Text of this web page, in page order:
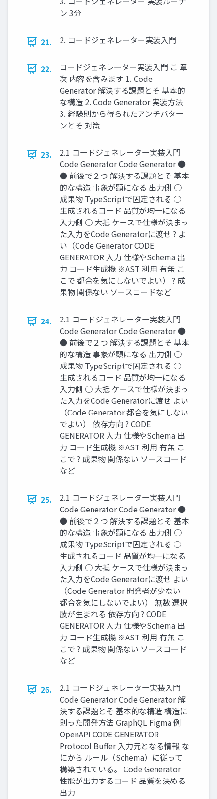
ン 3分
21. 2. コードジェネレーター実装入門
22.
コードジェネレーター実装入門 こ 章
次 内容を含みます 1. Code
Generator 解決する課題とそ 基本的
な構造 2. Code Generator 実装方法
3. 経験則から得られたアンチパター
ンとそ 対策
23.
2.1 コードジェネレーター実装入門
Code Generator Code Generator ●
● 前後で２つ 解決する課題とそ 基本
的な構造 事象が顕になる 出力側 ○
成果物 TypeScriptで固定される ○
生成されるコード 品質が均一になる
入力側 ○ 大抵 ケースで仕様が決まっ
た入力をCode Generatorに渡せ ? よ
い（Code Generator CODE
GENERATOR 入力 仕様やSchema 出
力 コード生成機 ※AST 利用 有無 こ
こで 都合を気にしないでよい） ? 成
果物 関係ない ソースコードなど
24.
2.1 コードジェネレーター実装入門
Code Generator Code Generator ●
● 前後で２つ 解決する課題とそ 基本
的な構造 事象が顕になる 出力側 ○
成果物 TypeScriptで固定される ○
生成されるコード 品質が均一になる
入力側 ○ 大抵 ケースで仕様が決まっ
た入力をCode Generatorに渡せ よい
（Code Generator 都合を気にしない
でよい） 依存方向 ? CODE
GENERATOR 入力 仕様やSchema 出
力 コード生成機 ※AST 利用 有無 こ
こで ? 成果物 関係ない ソースコード
など
25.
2.1 コードジェネレーター実装入門
Code Generator Code Generator ●
● 前後で２つ 解決する課題とそ 基本
的な構造 事象が顕になる 出力側 ○
成果物 TypeScriptで固定される ○
生成されるコード 品質が均一になる
入力側 ○ 大抵 ケースで仕様が決まっ
た入力をCode Generatorに渡せ よい
（Code Generator 開発者が少ない
都合を気にしないでよい） 無数 選択
肢が生まれる 依存方向 ? CODE
GENERATOR 入力 仕様やSchema 出
力 コード生成機 ※AST 利用 有無 こ
こで ? 成果物 関係ない ソースコード
など
26.
2.1 コードジェネレーター実装入門
Code Generator Code Generator 解
決する課題とそ 基本的な構造 構造に
則った開発方法 GraphQL Figma 例
OpenAPI CODE GENERATOR
Protocol Buffer 入力元となる情報 な
にから ルール（Schema）に従って
構築されている。 Code Generator
性能が出力するコード 品質を決める
出力